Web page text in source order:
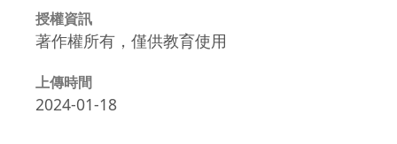
授權資訊
著作權所有，僅供教育使用
上傳時間
2024-01-18